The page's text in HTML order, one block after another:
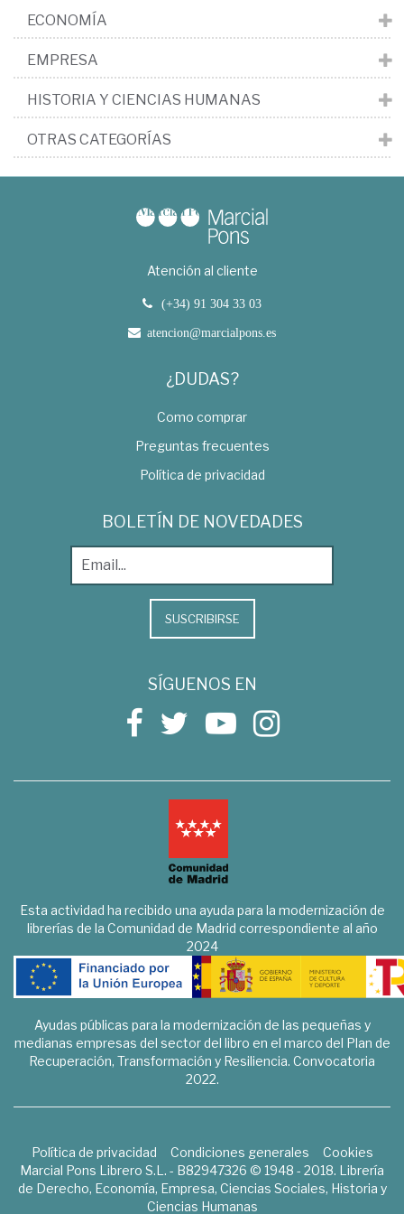
ECONOMÍA
EMPRESA
HISTORIA Y CIENCIAS HUMANAS
OTRAS CATEGORÍAS
Atención al cliente
(+34) 91 304 33 03
atencion@marcialpons.es
¿DUDAS?
Como comprar
Preguntas frecuentes
Política de privacidad
BOLETÍN DE NOVEDADES
SUSCRIBIRSE
SÍGUENOS EN
Esta actividad ha recibido una ayuda para la modernización de
librerías de la Comunidad de Madrid correspondiente al año
2024
Ayudas públicas para la modernización de las pequeñas y
medianas empresas del sector del libro en el marco del Plan de
Recuperación, Transformación y Resiliencia. Convocatoria
2022.
Política de privacidad Condiciones generales
Cookies
Marcial Pons Librero S.L. - B82947326 © 1948 - 2018. Librería
de Derecho, Economía, Empresa, Ciencias Sociales, Historia y
Ciencias Humanas